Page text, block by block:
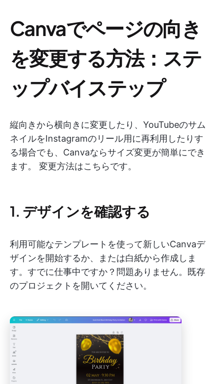
Canvaでページの向き
を変更する方法：ステ
ップバイステップ
縦向きから横向きに変更したり、YouTubeのサム
ネイルをInstagramのリール用に再利用したりす
る場合でも、Canvaならサイズ変更が簡単にでき
ます。 変更方法はこちらです。
1. デザインを確認する
利用可能なテンプレートを使って新しいCanvaデ
ザインを開始するか、または白紙から作成しま
す。すでに仕事中ですか？問題ありません。既存
のプロジェクトを開いてください。